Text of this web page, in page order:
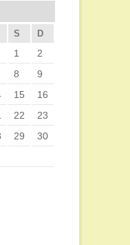
S D
1
2
8
9
15
16
22
23
29
30